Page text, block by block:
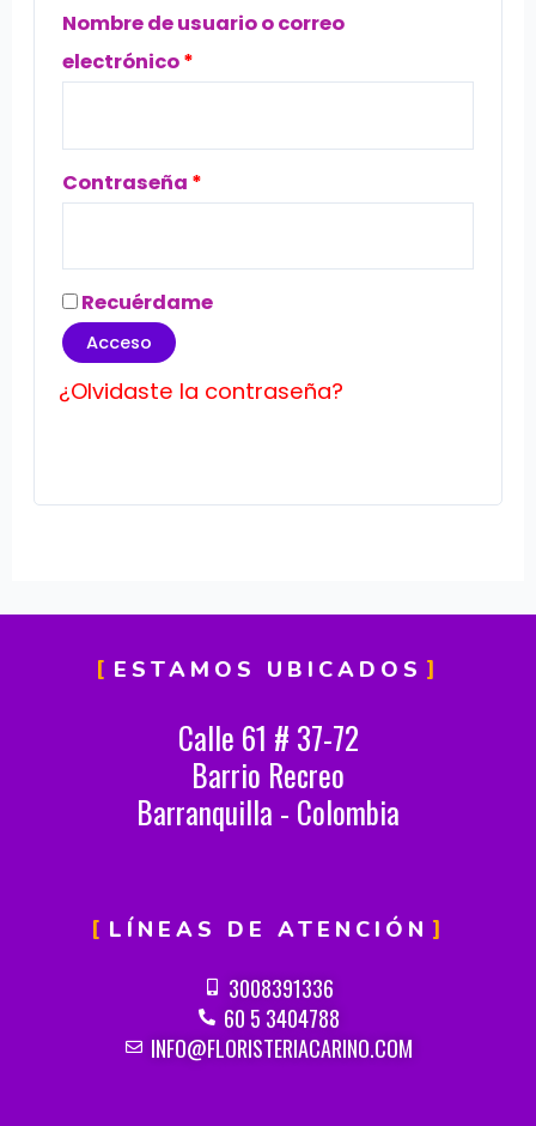
Nombre de usuario o correo
electrónico*
Contraseña *
Recuérdame
Acceso
¿Olvidaste la contraseña?
ESTAMOS UBICADOS
Calle 61 # 37-72
Barrio Recreo
Barranquilla - Colombia
LÍNEAS DE ATENCIÓN
3008391336
60 5 3404788
INFO@FLORISTERIACARINO.COM